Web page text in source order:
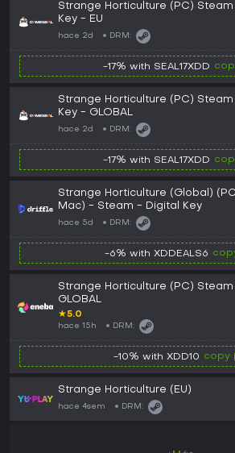
Strange Horticulture (PC) Steam
Key - EU
hace 2d DRM:
-17% with SEAL17XDD
Strange Horticulture (PC) Steam
Key - GLOBAL
hace 2d DRM:
-17% with SEAL17XDD
Strange Horticulture (Global)
Mac) - Steam - Digital Key
hace 5d DRM:
-6% with XDDEALS6
Strange Horticulture (PC) Steam
GLOBAL
★5.0
hace 15h DRM:
-10% with XDD10 copy
Strange Horticulture (EU)
hace 4sem DRM: